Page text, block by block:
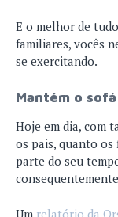
E o melhor de
familiares, vocês
se exercitando.
Mantém o
Hoje em dia, com
os pais, quanto os
parte do seu
Um relatório da